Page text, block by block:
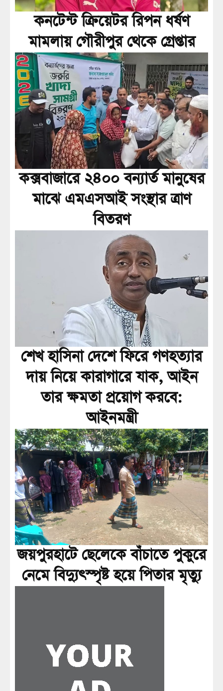
কনটেন্ট ক্রিয়েটর রিপন ধর্ষণ
মামলায় গৌরীপুর থেকে গ্রেপ্তার
কক্সবাজারে ২৪০০ বন্যার্ত মানুষের
মাঝে এমএসআই সংস্থার ত্রাণ
বিতরণ
শেখ হাসিনা দেশে ফিরে গণহত্যার
দায় নিয়ে কারাগারে যাক, আইন
তার ক্ষমতা প্রয়োগ করবে:
আইনমন্ত্রী
জয়পুরহাটে ছেলেকে বাঁচাতে পুকুরে
নেমে বিদ্যুৎস্পৃষ্ট হয়ে পিতার মৃত্যু